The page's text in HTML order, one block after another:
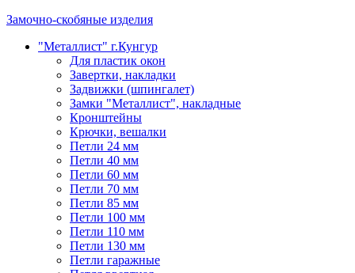
Замочно-скобяные изделия
"Металлист" г.Кунгур
Для пластик окон
Завертки, накладки
Задвижки (шпингалет)
Замки "Металлист", накладные
Кронштейны
Крючки, вешалки
Петли 24 мм
Петли 40 мм
Петли 60 мм
Петли 70 мм
Петли 85 мм
Петли 100 мм
Петли 110 мм
Петли 130 мм
Петли гаражные